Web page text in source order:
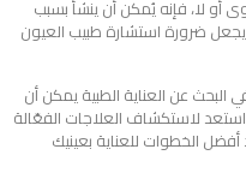
أو لا، فإنه يُمكن أن ينشأ بسبب
ضرورة استشارة طبيب العيون
البحث عن العناية الطبية يمكن أن
لاستكشاف العلاجات الفعّالة
الخطوات للعناية بعينيك